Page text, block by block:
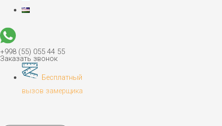
+998 (55) 055 44 55
Заказать звонок
Бесплатный
вызов замерщика